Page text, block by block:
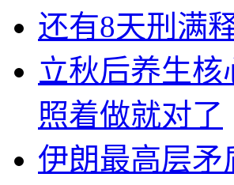
还有8天刑满
立秋后养生
照着做就对了
伊朗最高层